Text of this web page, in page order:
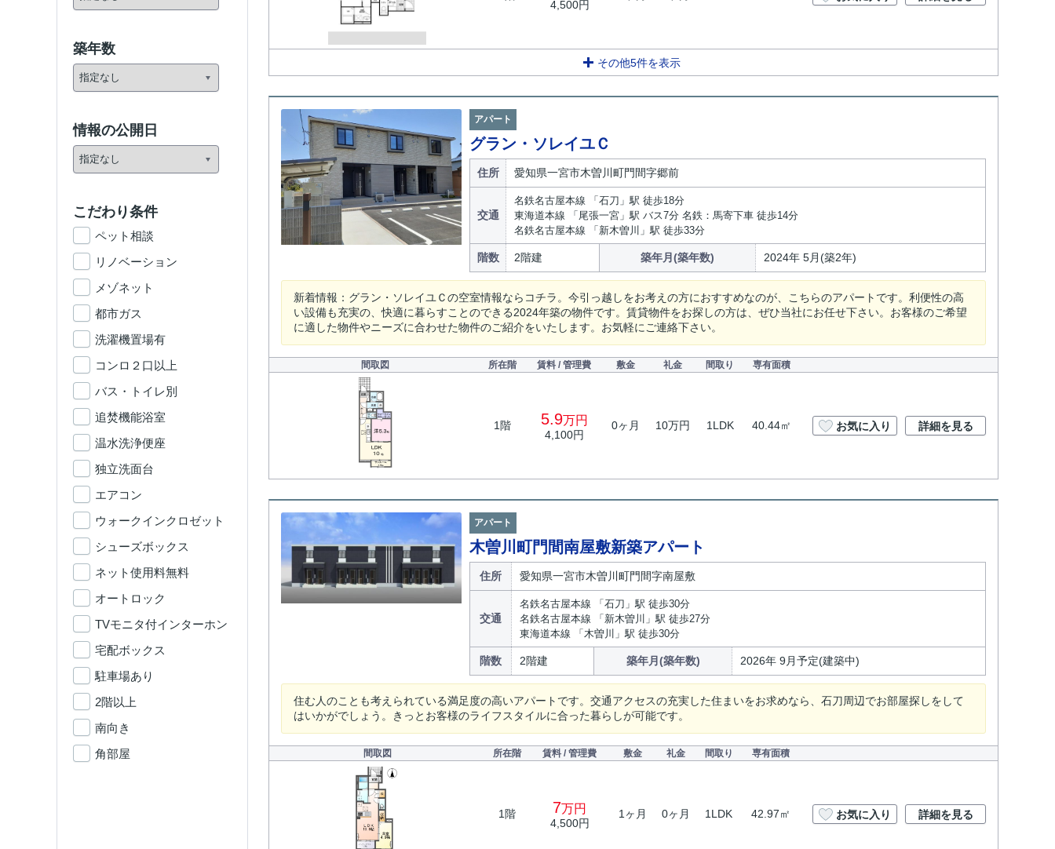
4,500円
その他5件を表示
アパート
グラン・ソレイユＣ
住所 愛知県一宮市木曽川町門間字郷前
交通
名鉄名古屋本線 「石刀」駅 徒歩18分
東海道本線 「尾張一宮」駅 バス7分 名鉄：馬寄下車 徒歩14分
名鉄名古屋本線 「新木曽川」駅 徒歩33分
階数 2階建 築年月(築年数) 2024年 5月(築2年)
新着情報：グラン・ソレイユＣの空室情報ならコチラ。今引っ越しをお考えの方におすすめなのが、こちらのアパートです。利便性の高
い設備も充実の、快適に暮らすことのできる2024年築の物件です。賃貸物件をお探しの方は、ぜひ当社にお任せ下さい。お客様のご希望
に適した物件やニーズに合わせた物件のご紹介をいたします。お気軽にご連絡下さい。
間取図 所在階 賃料 / 管理費 敷金 礼金 間取り 専有面積
1階 5.9万円
4,100円
0ヶ月 10万円 1LDK 40.44㎡ お気に入り 詳細を見る
アパート
木曽川町門間南屋敷新築アパート
住所 愛知県一宮市木曽川町門間字南屋敷
交通
名鉄名古屋本線 「石刀」駅 徒歩30分
名鉄名古屋本線 「新木曽川」駅 徒歩27分
東海道本線 「木曽川」駅 徒歩30分
階数 2階建 築年月(築年数) 2026年 9月予定(建築中)
住む人のことも考えられている満足度の高いアパートです。交通アクセスの充実した住まいをお求めなら、石刀周辺でお部屋探しをして
はいかがでしょう。きっとお客様のライフスタイルに合った暮らしが可能です。
間取図 所在階 賃料 / 管理費 敷金 礼金 間取り 専有面積
1階 7万円
4,500円
1ヶ月 0ヶ月 1LDK 42.97㎡ お気に入り 詳細を見る
築年数
情報の公開日
こだわり条件
ペット相談
リノベーション
メゾネット
都市ガス
洗濯機置場有
コンロ２口以上
バス・トイレ別
追焚機能浴室
温水洗浄便座
独立洗面台
エアコン
ウォークインクロゼット
シューズボックス
ネット使用料無料
オートロック
TVモニタ付インターホン
宅配ボックス
駐車場あり
2階以上
南向き
角部屋